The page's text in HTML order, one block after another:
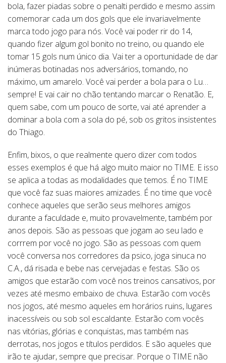
bola, fazer piadas sobre o penalti perdido e mesmo assim
comemorar cada um dos gols que ele invariavelmente
marca todo jogo para nós. Você vai poder rir do 14,
quando fizer algum gol bonito no treino, ou quando ele
tomar 15 gols num único dia. Vai ter a oportunidade de dar
inúmeras botinadas nos adversários, tomando, no
máximo, um amarelo. Você vai perder a bola para o Lu…
sempre! E vai cair no chão tentando marcar o Renatão. E,
quem sabe, com um pouco de sorte, vai até aprender a
dominar a bola com a sola do pé, sob os gritos insistentes
do Thiago.
Enfim, bixos, o que realmente quero dizer com todos
esses exemplos é que há algo muito maior no TIME. E isso
se aplica a todas as modalidades que temos. É no TIME
que você faz suas maiores amizades. É no time que você
conhece aqueles que serão seus melhores amigos
durante a faculdade e, muito provavelmente, também por
anos depois. São as pessoas que jogam ao seu lado e
corrrem por você no jogo. São as pessoas com quem
você conversa nos corredores da psico, joga sinuca no
C.A., dá risada e bebe nas cervejadas e festas. São os
amigos que estarão com você nos treinos cansativos, por
vezes até mesmo embaixo de chuva. Estarão com vocês
nos jogos, até mesmo aqueles em horários ruins, lugares
inacessíveis ou sob sol escaldante. Estarão com vocês
nas vitórias, glórias e conquistas, mas também nas
derrotas, nos jogos e títulos perdidos. E são aqueles que
irão te ajudar, sempre que precisar. Porque o TIME não